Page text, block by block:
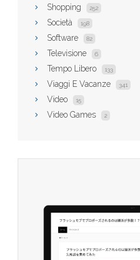
Shopping 252
Società 198
Software 82
Televisione 6
Tempo Libero 133
Viaggi E Vacanze 341
Video 15
Video Games 2